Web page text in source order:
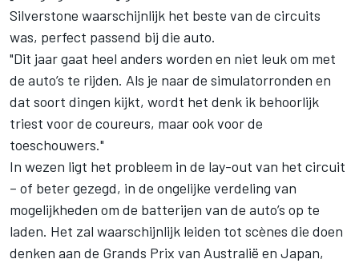
Silverstone waarschijnlijk het beste van de circuits
was, perfect passend bij die auto.
"Dit jaar gaat heel anders worden en niet leuk om met
de auto’s te rijden. Als je naar de simulatorronden en
dat soort dingen kijkt, wordt het denk ik behoorlijk
triest voor de coureurs, maar ook voor de
toeschouwers."
In wezen ligt het probleem in de lay-out van het circuit
– of beter gezegd, in de ongelijke verdeling van
mogelijkheden om de batterijen van de auto’s op te
laden. Het zal waarschijnlijk leiden tot scènes die doen
denken aan de Grands Prix van Australië en Japan,